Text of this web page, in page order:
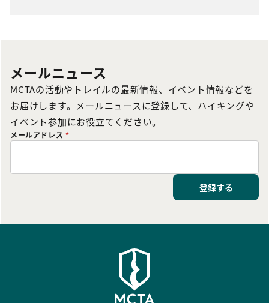
メールニュース
MCTAの活動やトレイルの最新情報、イベント情報などを
お届けします。メールニュースに登録して、ハイキングや
イベント参加にお役立てください。
メールアドレス *
登録する